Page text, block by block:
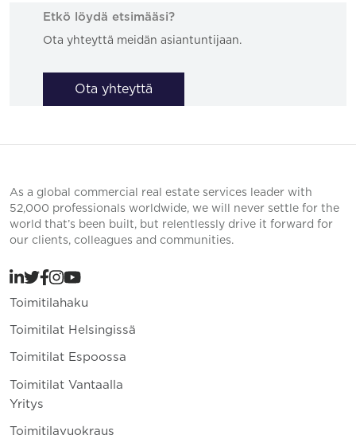
Etkö löydä etsimääsi?
Ota yhteyttä meidän asiantuntijaan.
Ota yhteyttä
As a global commercial real estate services leader with
52,000 professionals worldwide, we will never settle for the
world that’s been built, but relentlessly drive it forward for
our clients, colleagues and communities.
Toimitilahaku
Toimitilat Helsingissä
Toimitilat Espoossa
Toimitilat Vantaalla
Yritys
Toimitilavuokraus